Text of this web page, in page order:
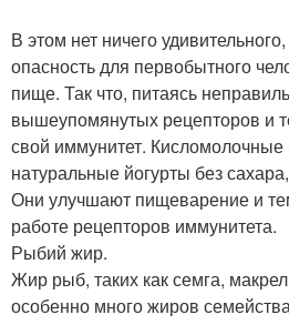
В этом нет ничего
опасность для первобытного
пище. Так что, питаясь
вышеупомянутых рецепторов и
свой иммунитет. Кисломолочные
натуральные йогурты без
Они улучшают пищеварение и
работе рецепторов иммунитета.
Рыбий жир.
Жир рыб, таких как семга,
особенно много жиров